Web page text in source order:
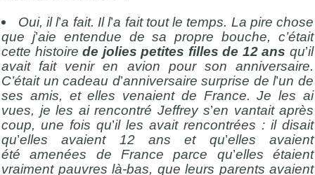
Oui, il l’a fait. Il l’a fait tout le temps. La pire chose
que j’aie entendue de sa propre bouche, c’était
cette histoirede jolies petites filles de 12 ans qu’il
avait fait venir en avion pour son anniversaire.
C’était un cadeau d’anniversaire surprise de l’un de
ses amis, et elles venaient de France. Je les ai
vues, je les ai rencontré Jeffrey s’en vantait après
coup, une fois qu’il les avait rencontrées : il disait
qu’elles avaient 12 ans et qu’elles avaient
étéamenées de France parce qu’elles étaient
vraiment pauvres là-bas, que leurs parents avaient